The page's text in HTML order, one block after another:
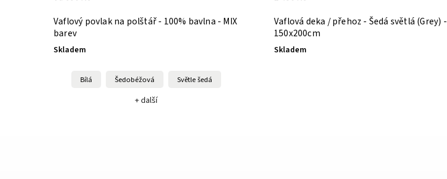
Vaflový povlak na polštář - 100% bavlna - MIX
barev
Skladem
Bílá Šedobéžová Světle šedá
+ další
Vaflová deka / přehoz - Šedá světlá (Grey) -
150x200cm
Skladem